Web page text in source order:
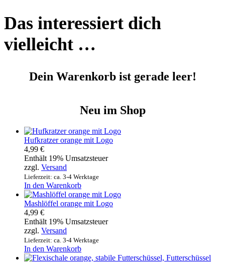
Das interessiert dich
vielleicht …
Dein Warenkorb ist gerade leer!
Neu im Shop
Hufkratzer orange mit Logo
4,99 €
Enthält 19% Umsatzsteuer
zzgl. Versand
Lieferzeit: ca. 3-4 Werktage
In den Warenkorb
Mashlöffel orange mit Logo
4,99 €
Enthält 19% Umsatzsteuer
zzgl. Versand
Lieferzeit: ca. 3-4 Werktage
In den Warenkorb